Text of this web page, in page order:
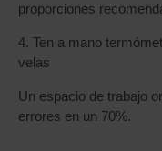
proporciones
4. Ten a mano
velas
Un espacio de trabajo
errores en un 70%.